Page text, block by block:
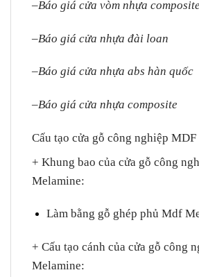
–Báo giá cửa vòm nhựa composite
–Báo giá cửa nhựa đài loan
–Báo giá cửa nhựa abs hàn quốc
–Báo giá cửa nhựa composite
Cấu tạo cửa gỗ công nghiệp
+ Khung bao của cửa gỗ công
Melamine:
Làm bằng gỗ ghép phủ Mdf
+ Cấu tạo cánh của cửa gỗ công
Melamine: